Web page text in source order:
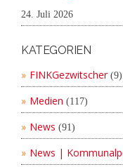
24. Juli 2026
KATEGORIEN
FINKGezwitscher(9)
Medien (117)
News (91)
News |